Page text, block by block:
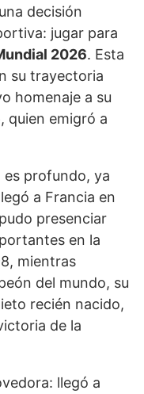
decisión
jugar para
2026. Esta
su trayectoria
homenaje a su
, quien emigró a
es profundo, ya
a Francia en
presenciar
en la
mientras
del mundo, su
recién nacido,
de la
llegó a